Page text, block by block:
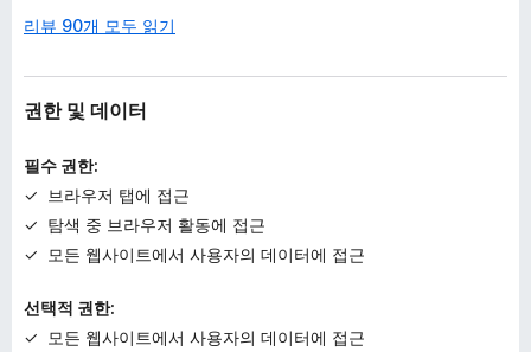
https://www.lolli.com/privacy
When you shop on non-partner sites like Amazon, Lolli will
or cash back rewards on the same products and services!
Let Lolli guide you away from sites without rewards.
LOVE LOLLI?
Your feedback is what keeps us going! Please take a
_____________________
리뷰 90개 모두 읽기
권한 및 데이터
필수 권한:
브라우저 탭에 접근
탐색 중 브라우저 활동에 접근
모든 웹사이트에서 사용자의 데이터에 접근
선택적 권한:
모든 웹사이트에서 사용자의 데이터에 접근